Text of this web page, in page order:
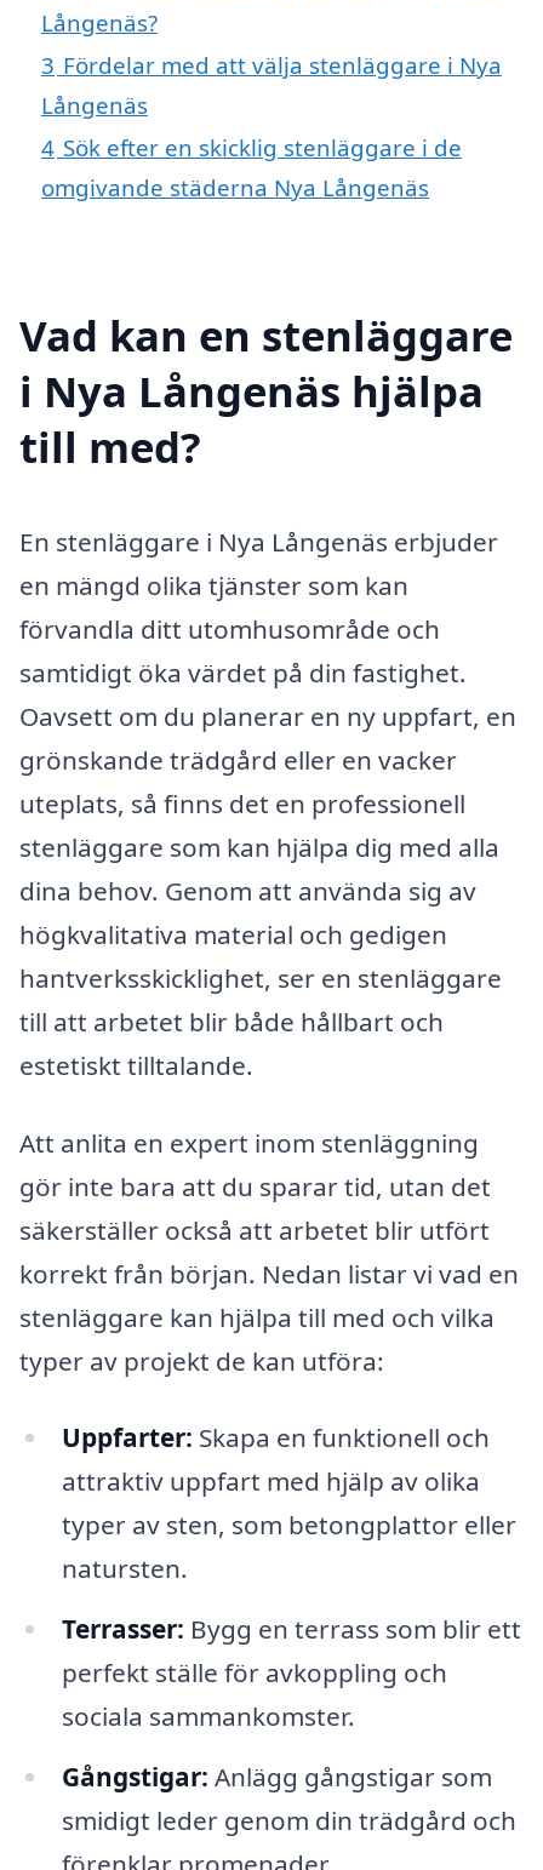
Långenäs?
3 Fördelar med att välja stenläggare i Nya
Långenäs
4 Sök efter en skicklig stenläggare i de
omgivande städerna Nya Långenäs
Vad kan en stenläggare
i Nya Långenäs hjälpa
till med?
En stenläggare i Nya Långenäs erbjuder
en mängd olika tjänster som kan
förvandla ditt utomhusområde och
samtidigt öka värdet på din fastighet.
Oavsett om du planerar en ny uppfart, en
grönskande trädgård eller en vacker
uteplats, så finns det en professionell
stenläggare som kan hjälpa dig med alla
dina behov. Genom att använda sig av
högkvalitativa material och gedigen
hantverksskicklighet, ser en stenläggare
till att arbetet blir både hållbart och
estetiskt tilltalande.
Att anlita en expert inom stenläggning
gör inte bara att du sparar tid, utan det
säkerställer också att arbetet blir utfört
korrekt från början. Nedan listar vi vad en
stenläggare kan hjälpa till med och vilka
typer av projekt de kan utföra:
Uppfarter: Skapa en funktionell och
attraktiv uppfart med hjälp av olika
typer av sten, som betongplattor eller
natursten.
Terrasser: Bygg en terrass som blir ett
perfekt ställe för avkoppling och
sociala sammankomster.
Gångstigar: Anlägg gångstigar som
smidigt leder genom din trädgård och